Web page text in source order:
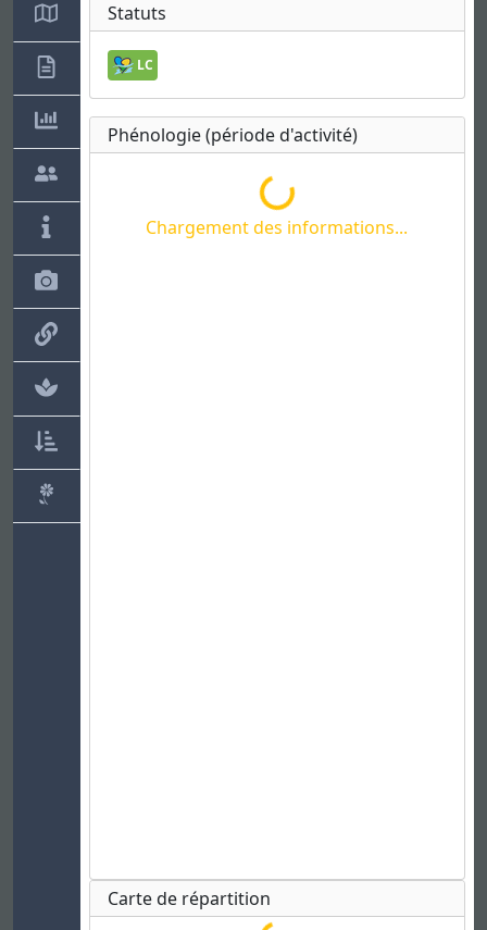
Statuts
LC
Phénologie (période d'activité)
Chargement des informations...
Chargement des informations...
Carte de répartition